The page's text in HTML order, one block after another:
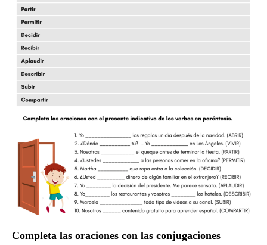
Completa las oraciones con las conjugaciones